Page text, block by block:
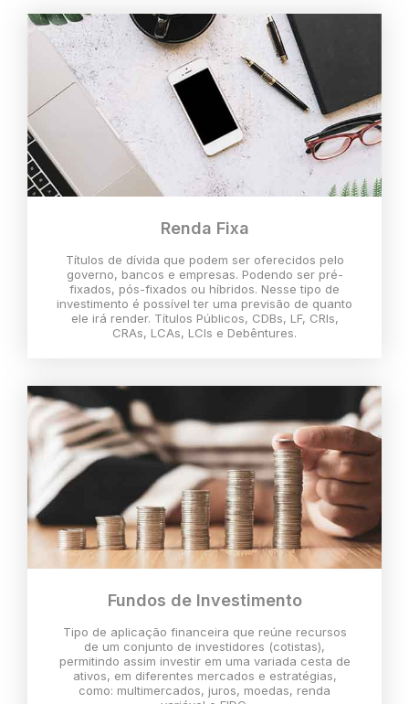
Renda Fixa
Títulos de dívida que podem ser oferecidos pelo
governo, bancos e empresas. Podendo ser pré-
fixados, pós-fixados ou híbridos. Nesse tipo de
investimento é possível ter uma previsão de quanto
ele irá render. Títulos Públicos, CDBs, LF, CRIs,
CRAs, LCAs, LCIs e Debêntures.
Fundos de Investimento
Tipo de aplicação financeira que reúne recursos
de um conjunto de investidores (cotistas),
permitindo assim investir em uma variada cesta de
ativos, em diferentes mercados e estratégias,
como: multimercados, juros, moedas, renda